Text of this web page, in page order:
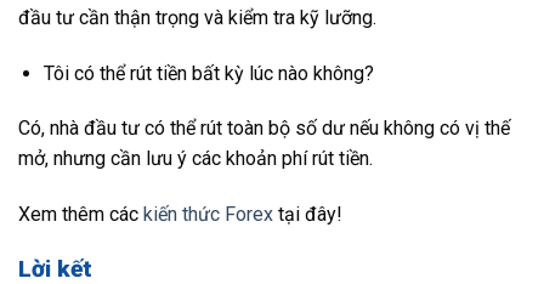
đầu tư cần thận trọng và kiểm tra kỹ lưỡng.
Tôi có thể rút tiền bất kỳ lúc nào không?
Có, nhà đầu tư có thể rút toàn bộ số dư nếu không có vị thế
mở, nhưng cần lưu ý các khoản phí rút tiền.
Xem thêm các kiến thức Forex tại đây!
Lời kết